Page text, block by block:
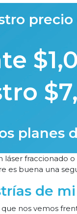
planes
fraccionado o
es buena una
de
nos vemos